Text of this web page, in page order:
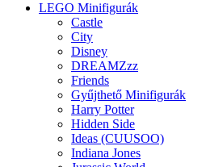
LEGO Minifigurák
Castle
City
Disney
DREAMZzz
Friends
Gyűjthető Minifigurák
Harry Potter
Hidden Side
Ideas (CUUSOO)
Indiana Jones